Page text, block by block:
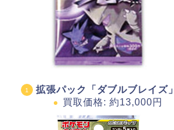
拡張パック「ダブルブレイズ」
買取価格: 約13,000円